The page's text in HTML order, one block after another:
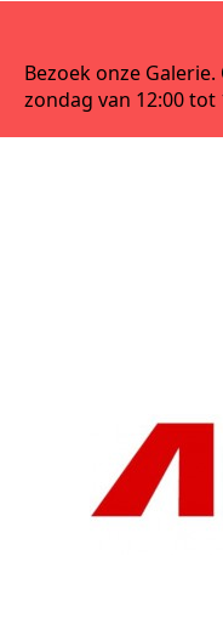
Bezoek onze
zondag van 12:00 tot